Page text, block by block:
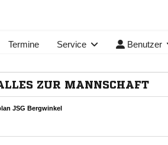
Termine Service Benutzer